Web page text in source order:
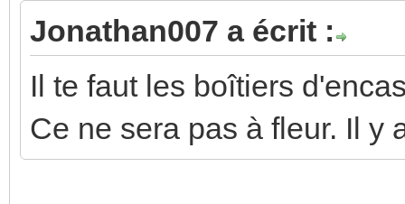
Jonathan007 a écrit :
Il te faut les boîtiers
Ce ne sera pas à fleur. Il y